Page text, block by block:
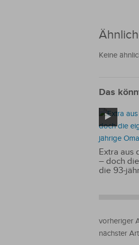
Keine
Das
Extra aus
– doch
die 93-
vorheriger
nächster